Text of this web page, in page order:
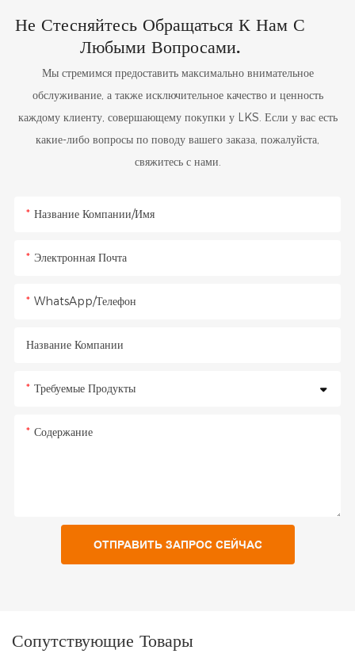
Не Стесняйтесь Обращаться К Нам С
Любыми Вопросами.
Мы стремимся предоставить максимально внимательное
обслуживание, а также исключительное качество и ценность
каждому клиенту, совершающему покупки у LKS. Если у вас есть
какие-либо вопросы по поводу вашего заказа, пожалуйста,
свяжитесь с нами.
Название Компании/Имя
Электронная Почта
WhatsApp/Телефон
Название Компании
Требуемые Продукты
Содержание
ОТПРАВИТЬ ЗАПРОС СЕЙЧАС
Сопутствующие Товары